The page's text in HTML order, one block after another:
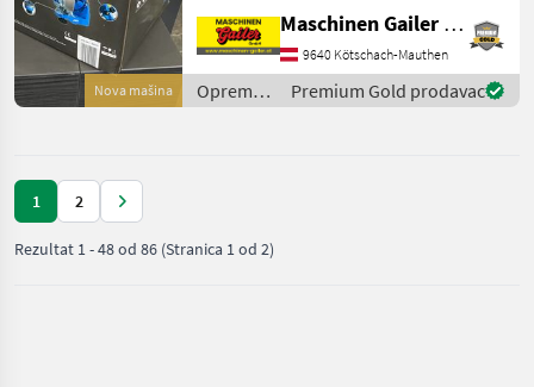
Nova mašina
Maschinen Gailer GmbH
9640 Kötschach-Mauthen
Oprema
za šumu i
Premium Gold prodavac
1 2
Rezultat 1-48od 86 (Stranica 1 od 2)